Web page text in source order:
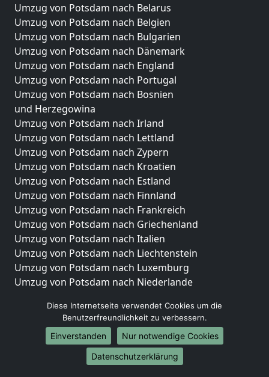
Umzug von Potsdam nach Belarus
Umzug von Potsdam nach Belgien
Umzug von Potsdam nach Bulgarien
Umzug von Potsdam nach Dänemark
Umzug von Potsdam nach England
Umzug von Potsdam nach Portugal
Umzug von Potsdam nach Bosnien
und Herzegowina
Umzug von Potsdam nach Irland
Umzug von Potsdam nach Lettland
Umzug von Potsdam nach Zypern
Umzug von Potsdam nach Kroatien
Umzug von Potsdam nach Estland
Umzug von Potsdam nach Finnland
Umzug von Potsdam nach Frankreich
Umzug von Potsdam nach Griechenland
Umzug von Potsdam nach Italien
Umzug von Potsdam nach Liechtenstein
Umzug von Potsdam nach Luxemburg
Umzug von Potsdam nach Niederlande
Umzüge-Deutschlandweit
Umzug von Potsdam nach Berlin
Umzug von Potsdam nach Hamburg
Umzug von Potsdam nach München
Diese Internetseite verwendet Cookies um die
Benutzerfreundlichkeit zu verbessern.
Einverstanden
Nur notwendige Cookies
Datenschutzerklärung